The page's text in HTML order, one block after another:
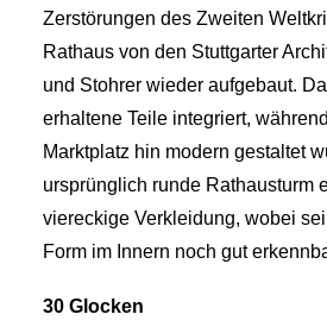
Zerstörungen des Zweiten
Rathaus von den Stuttgarter
und Stohrer wieder aufgebaut.
erhaltene Teile integriert,
Marktplatz hin modern gestaltet
ursprünglich runde Rathausturm
viereckige Verkleidung, wobei
Form im Innern noch gut
30 Glocken